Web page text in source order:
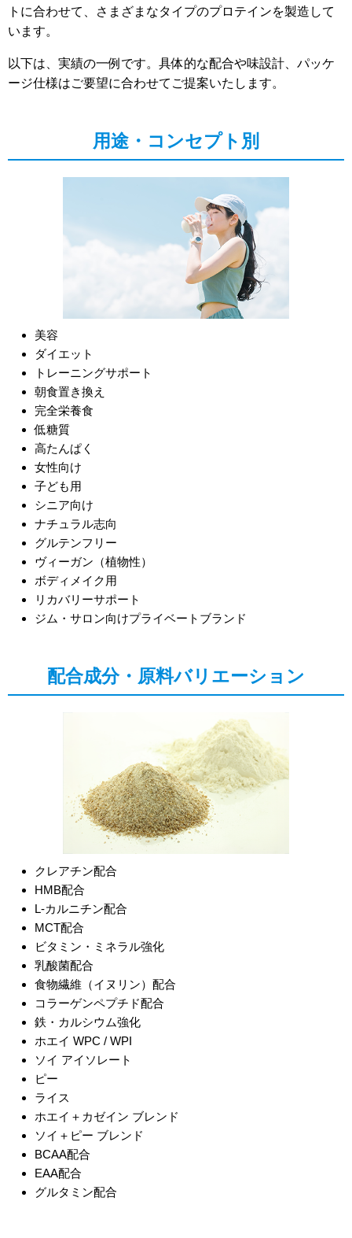
トに合わせて、さまざまなタイプのプロテインを製造して
います。
以下は、実績の一例です。具体的な配合や味設計、パッケ
ージ仕様はご要望に合わせてご提案いたします。
用途・コンセプト別
美容
ダイエット
トレーニングサポート
朝食置き換え
完全栄養食
低糖質
高たんぱく
女性向け
子ども用
シニア向け
ナチュラル志向
グルテンフリー
ヴィーガン（植物性）
ボディメイク用
リカバリーサポート
ジム・サロン向けプライベートブランド
配合成分・原料バリエーション
ホエイ WPC / WPI
ソイ アイソレート
ピー
ライス
ホエイ＋カゼイン ブレンド
ソイ＋ピー ブレンド
BCAA配合
EAA配合
グルタミン配合
クレアチン配合
HMB配合
L-カルニチン配合
MCT配合
ビタミン・ミネラル強化
乳酸菌配合
食物繊維（イヌリン）配合
コラーゲンペプチド配合
鉄・カルシウム強化